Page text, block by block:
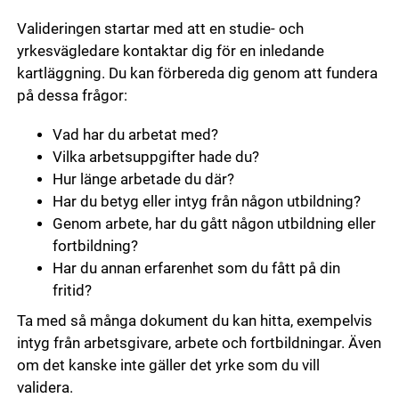
Valideringen startar med att en studie- och
yrkesvägledare kontaktar dig för en inledande
kartläggning. Du kan förbereda dig genom att fundera
på dessa frågor:
Vad har du arbetat med?
Vilka arbetsuppgifter hade du?
Hur länge arbetade du där?
Har du betyg eller intyg från någon utbildning?
Genom arbete, har du gått någon utbildning eller
fortbildning?
Har du annan erfarenhet som du fått på din
fritid?
Ta med så många dokument du kan hitta, exempelvis
intyg från arbetsgivare, arbete och fortbildningar. Även
om det kanske inte gäller det yrke som du vill
validera.